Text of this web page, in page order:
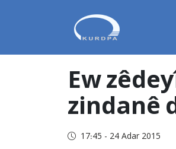
Ew
zindanê
17:45 - 24 Adar 2015